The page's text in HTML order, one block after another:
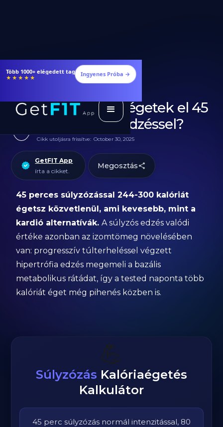
Étrendek, receptek és edzéstervek
★★★★★ Ingyenes Próba →
Hány kalóriát égetek el 45
perc súlyzós edzéssel?
Cikk utoljásra frissítve: October 30, 2025
GetFIT App
írta a cikket.
Megosztás
45 perces súlyzózással 244-300 kalóriát
égetsz közvetlenül, ami kevesebb, mint a
kardió alternatívák.A súlyzós edzés valódi
értéke azonban az izomtömeg növelésében
van: progresszív túlterheléssel végzett
hipertrófia edzés megemeli a bazális
metabolikus rátádat, így a tested naponta több
kalóriát éget még pihenés közben is.
💪
Súlyzózás Kalóriaégetés
Kalkulátor
45 perc súlyzózás normál intenzitással, 80